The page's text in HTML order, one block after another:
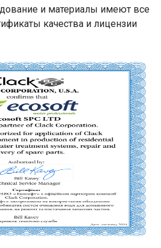
и материалы имеют все
качества и лицензии